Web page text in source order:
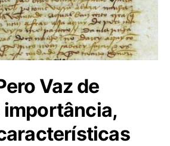
Vaz de
importância,